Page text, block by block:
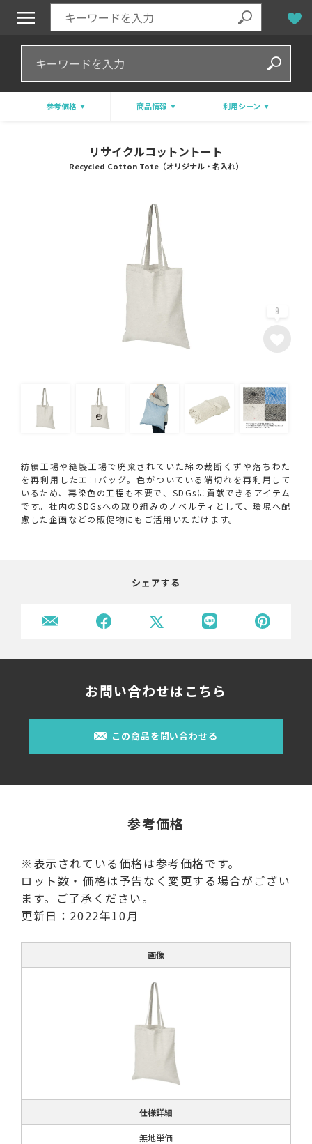
参考価格 商品情報 利用シーン
リサイクルコットントート
Recycled Cotton Tote（オリジナル・名入れ）
9
紡績工場や縫製工場で廃棄されていた綿の裁断くずや落ちわた
を再利用したエコバッグ。色がついている端切れを再利用して
いるため、再染色の工程も不要で、SDGsに貢献できるアイテム
です。社内のSDGsへの取り組みのノベルティとして、環境へ配
慮した企画などの販促物にもご活用いただけます。
シェアする
お問い合わせはこちら
この商品を問い合わせる
参考価格
※表示されている価格は参考価格です。
ロット数・価格は予告なく変更する場合がござい
ます。ご了承ください。
更新日：2022年10月
画像
仕様詳細
無地単価